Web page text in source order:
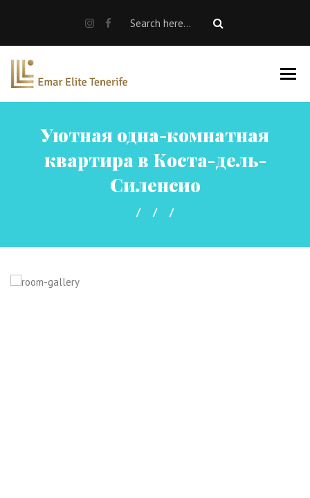
Аренда недвижимости
Аренда автомобилей
Продажа недвижимости
Уютная одна-комнатная
квартира в Коста-дель-
Силенсио